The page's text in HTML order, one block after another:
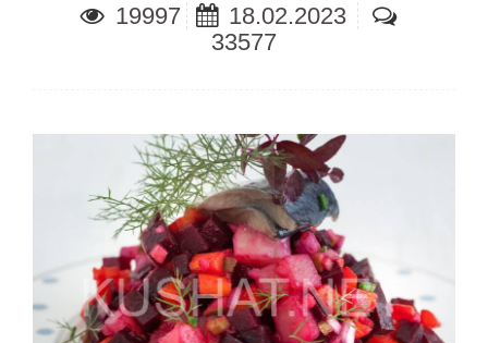
19997
18.02.2023
33577